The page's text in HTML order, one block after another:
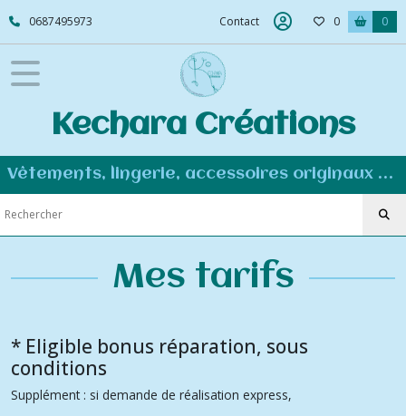
0687495973 Contact 0 0
Kechara Créations
Vêtements, lingerie, accessoires originaux et personnalisés - Couture éco-responsable
Mes tarifs
* Eligible bonus réparation, sous
conditions
Supplément : si demande de réalisation express,